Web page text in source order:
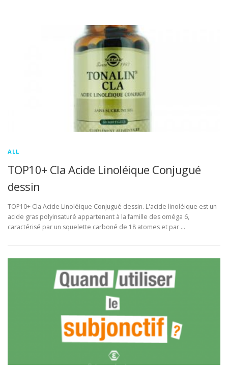
ALL
TOP10+ Cla Acide Linoléique Conjugué
dessin
TOP10+ Cla Acide Linoléique Conjugué dessin. L'acide linoléique est un
acide gras polyinsaturé appartenant à la famille des oméga 6,
caractérisé par un squelette carboné de 18 atomes et par …